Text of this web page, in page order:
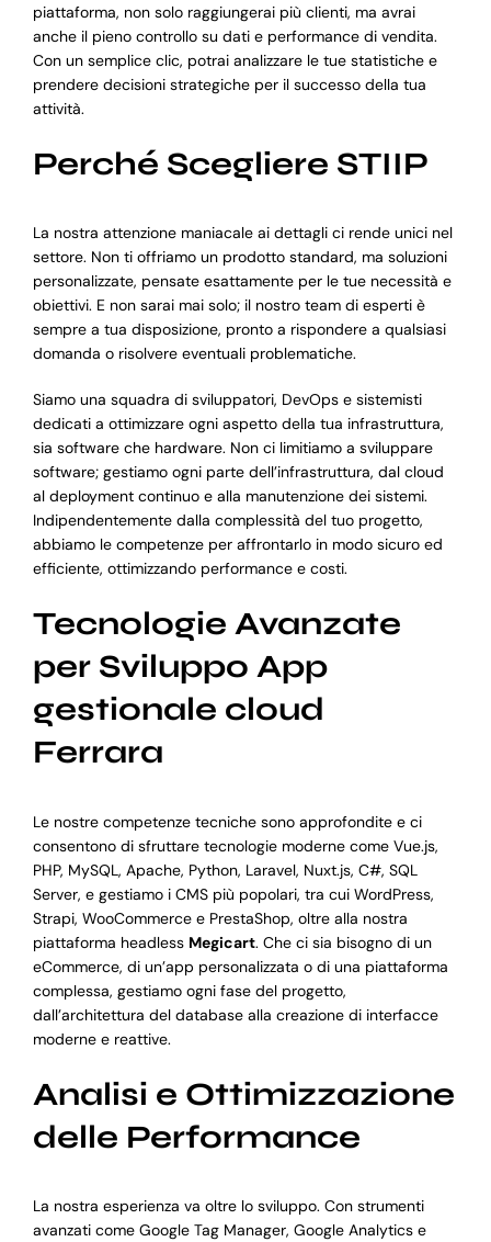
piattaforma, non solo raggiungerai più clienti, ma avrai
anche il pieno controllo su dati e performance di vendita.
Con un semplice clic, potrai analizzare le tue statistiche e
prendere decisioni strategiche per il successo della tua
attività.
Perché Scegliere STIIP
La nostra attenzione maniacale ai dettagli ci rende unici nel
settore. Non ti offriamo un prodotto standard, ma soluzioni
personalizzate, pensate esattamente per le tue necessità e
obiettivi. E non sarai mai solo; il nostro team di esperti è
sempre a tua disposizione, pronto a rispondere a qualsiasi
domanda o risolvere eventuali problematiche.
Siamo una squadra di sviluppatori, DevOps e sistemisti
dedicati a ottimizzare ogni aspetto della tua infrastruttura,
sia software che hardware. Non ci limitiamo a sviluppare
software; gestiamo ogni parte dell’infrastruttura, dal cloud
al deployment continuo e alla manutenzione dei sistemi.
Indipendentemente dalla complessità del tuo progetto,
abbiamo le competenze per affrontarlo in modo sicuro ed
efficiente, ottimizzando performance e costi.
Tecnologie Avanzate
per Sviluppo App
gestionale cloud
Ferrara
Le nostre competenze tecniche sono approfondite e ci
consentono di sfruttare tecnologie moderne come Vue.js,
PHP, MySQL, Apache, Python, Laravel, Nuxt.js, C#, SQL
Server, e gestiamo i CMS più popolari, tra cui WordPress,
Strapi, WooCommerce e PrestaShop, oltre alla nostra
piattaforma headless Megicart. Che ci sia bisogno di un
eCommerce, di un’app personalizzata o di una piattaforma
complessa, gestiamo ogni fase del progetto,
dall’architettura del database alla creazione di interfacce
moderne e reattive.
Analisi e Ottimizzazione
delle Performance
La nostra esperienza va oltre lo sviluppo. Con strumenti
avanzati come Google Tag Manager, Google Analytics e